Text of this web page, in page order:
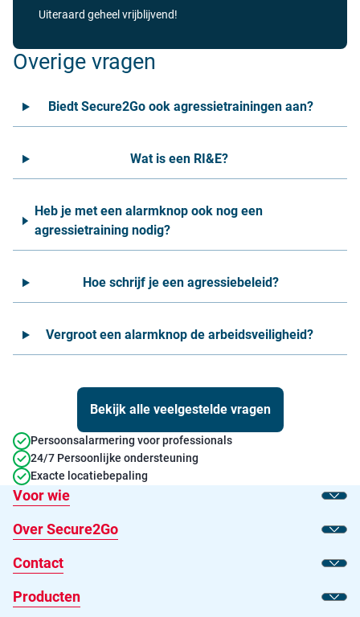
Uiteraard geheel vrijblijvend!
Overige vragen
Biedt Secure2Go ook agressietrainingen aan?
Wat is een RI&E?
Heb je met een alarmknop ook nog een
agressietraining nodig?
Hoe schrijf je een agressiebeleid?
Vergroot een alarmknop de arbeidsveiligheid?
Bekijk alle veelgestelde vragen
Persoonsalarmering voor professionals
24/7 Persoonlijke ondersteuning
Exacte locatiebepaling
Voor wie
Toon
Over Secure2Go
Toon
Contact
Toon
Producten
Toon